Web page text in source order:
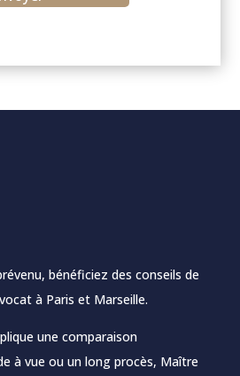
bénéficiez des conseils de
à Paris et Marseille.
une comparaison
à vue ou un long procès, Maître